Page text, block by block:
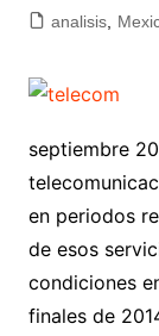
analisis,
septiembre
en periodos
de esos
condiciones
finales de